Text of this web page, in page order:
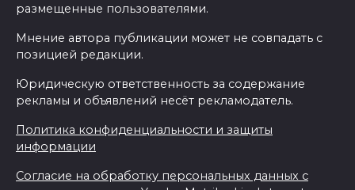
размещенные пользователями.
Мнение автора публикации может не совпадать с
позицией редакции.
Юридическую ответственность за содержание
рекламы и объявлений несёт рекламодатель.
Политика конфиденциальности и защиты
информации
Согласие на обработку персональных данных с